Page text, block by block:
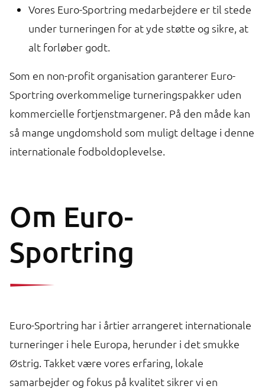
Vores Euro-Sportring medarbejdere er til stede
under turneringen for at yde støtte og sikre, at
alt forløber godt.
Som en non-profit organisation garanterer Euro-
Sportring overkommelige turneringspakker uden
kommercielle fortjenstmargener. På den måde kan
så mange ungdomshold som muligt deltage i denne
internationale fodboldoplevelse.
Om Euro-
Sportring
Euro-Sportring har i årtier arrangeret internationale
turneringer i hele Europa, herunder i det smukke
Østrig. Takket være vores erfaring, lokale
samarbejder og fokus på kvalitet sikrer vi en